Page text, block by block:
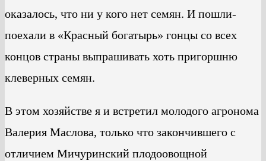
оказалось, что ни у кого нет семян. И пошли-
поехали в «Красный богатырь» гонцы со всех
концов страны выпрашивать хоть пригоршню
клеверных семян.
В этом хозяйстве я и встретил молодого агронома
Валерия Маслова, только что закончившего с
отличием Мичуринский плодоовощной